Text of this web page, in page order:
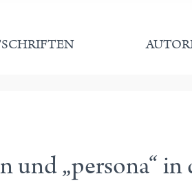
und „persona“